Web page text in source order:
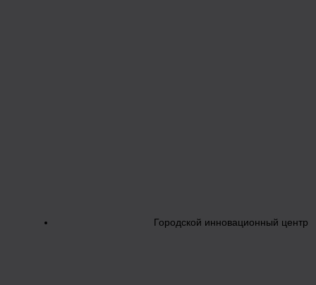
Городской инновационный центр